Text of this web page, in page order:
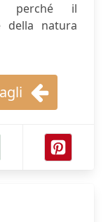
perché il
della natura